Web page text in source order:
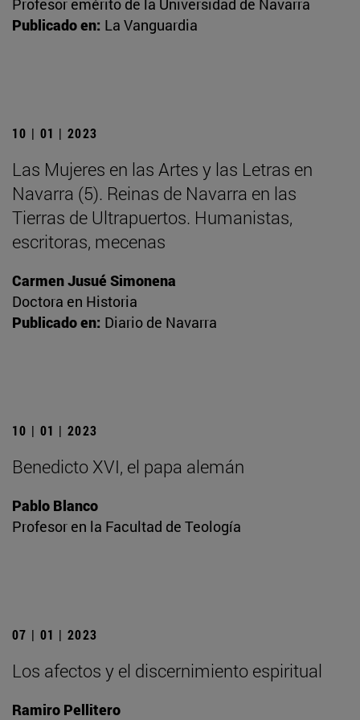
Profesor emérito de la Universidad de Navarra
Publicado en: La Vanguardia
10 | 01 | 2023
Las Mujeres en las Artes y las Letras en
Navarra (5). Reinas de Navarra en las
Tierras de Ultrapuertos. Humanistas,
escritoras, mecenas
Carmen Jusué Simonena
Doctora en Historia
Publicado en: Diario de Navarra
10 | 01 | 2023
Benedicto XVI, el papa alemán
Pablo Blanco
Profesor en la Facultad de Teología
07 | 01 | 2023
Los afectos y el discernimiento espiritual
Ramiro Pellitero